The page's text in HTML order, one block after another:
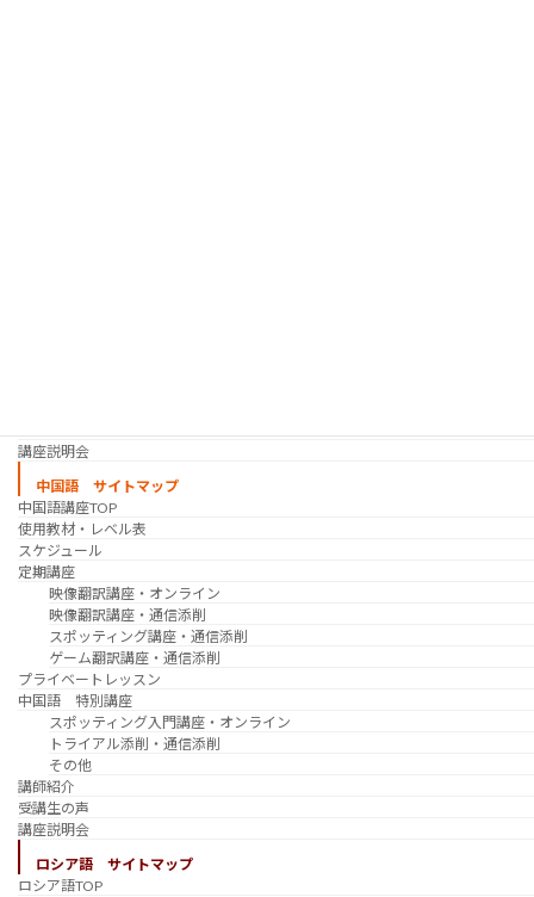
講座説明会
中国語 サイトマップ
中国語講座TOP
使用教材・レベル表
スケジュール
定期講座
映像翻訳講座・オンライン
映像翻訳講座・通信添削
スポッティング講座・通信添削
ゲーム翻訳講座・通信添削
プライベートレッスン
中国語 特別講座
スポッティング入門講座・オンライン
トライアル添削・通信添削
その他
講師紹介
受講生の声
講座説明会
ロシア語 サイトマップ
ロシア語TOP